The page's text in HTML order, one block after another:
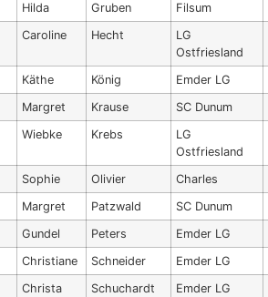
Hilda Gruben
Filsum
Caroline Hecht
LG
Ostfriesland
Käthe König
Emder LG
Margret Krause
SC Dunum
Wiebke Krebs
LG
Ostfriesland
Sophie Olivier
Charles
Margret Patzwald
SC Dunum
Gundel Peters
Emder LG
Christiane Schneider
Emder LG
Christa Schuchardt
Emder LG